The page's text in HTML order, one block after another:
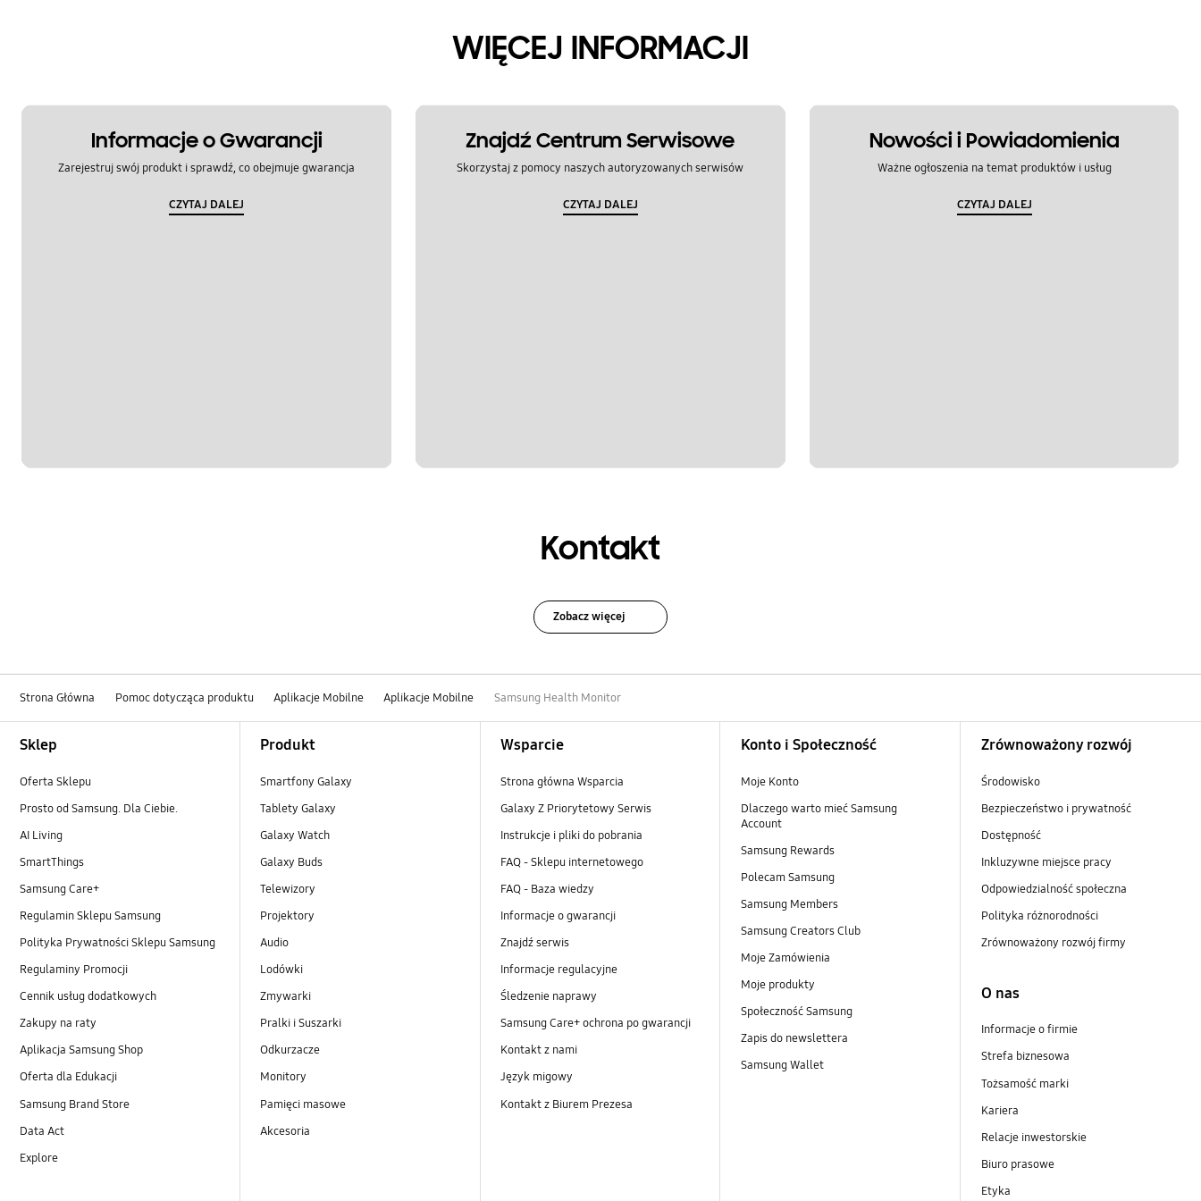
SmartThings Find
Zabezpieczenia
Zarządzaj moimi cyfrowymi zasobami
WIĘCEJ INFORMACJI
Informacje o Gwarancji
Zarejestruj swój produkt i sprawdź, co obejmuje gwarancja
CZYTAJ DALEJ
Znajdź Centrum Serwisowe
Skorzystaj z pomocy naszych autoryzowanych serwisów
CZYTAJ DALEJ
Nowości i Powiadomienia
Ważne ogłoszenia na temat produktów i usług
CZYTAJ DALEJ
Kontakt
Zobacz więcej
Strona Główna Pomoc dotycząca produktu Aplikacje Mobilne Aplikacje Mobilne Samsung Health Monitor
Sklep
Oferta Sklepu
Prosto od Samsung. Dla Ciebie.
AI Living
SmartThings
Samsung Care+
Regulamin Sklepu Samsung
Polityka Prywatności Sklepu Samsung
Regulaminy Promocji
Cennik usług dodatkowych
Zakupy na raty
Aplikacja Samsung Shop
Oferta dla Edukacji
Samsung Brand Store
Data Act
Explore
Produkt
Smartfony Galaxy
Tablety Galaxy
Galaxy Watch
Galaxy Buds
Telewizory
Projektory
Audio
Lodówki
Zmywarki
Pralki i Suszarki
Odkurzacze
Monitory
Pamięci masowe
Akcesoria
Wsparcie
Strona główna Wsparcia
Galaxy Z Priorytetowy Serwis
Instrukcje i pliki do pobrania
FAQ - Sklepu internetowego
FAQ - Baza wiedzy
Informacje o gwarancji
Znajdź serwis
Informacje regulacyjne
Śledzenie naprawy
Samsung Care+ ochrona po gwarancji
Kontakt z nami
Język migowy
Kontakt z Biurem Prezesa
Konto i Społeczność
Moje Konto
Dlaczego warto mieć Samsung
Account
Samsung Rewards
Polecam Samsung
Samsung Members
Samsung Creators Club
Moje Zamówienia
Moje produkty
Społeczność Samsung
Zapis do newslettera
Samsung Wallet
Zrównoważony rozwój
Środowisko
Bezpieczeństwo i prywatność
Dostępność
Inkluzywne miejsce pracy
Odpowiedzialność społeczna
Polityka różnorodności
Zrównoważony rozwój firmy
O nas
Informacje o firmie
Strefa biznesowa
Tożsamość marki
Kariera
Relacje inwestorskie
Biuro prasowe
Etyka